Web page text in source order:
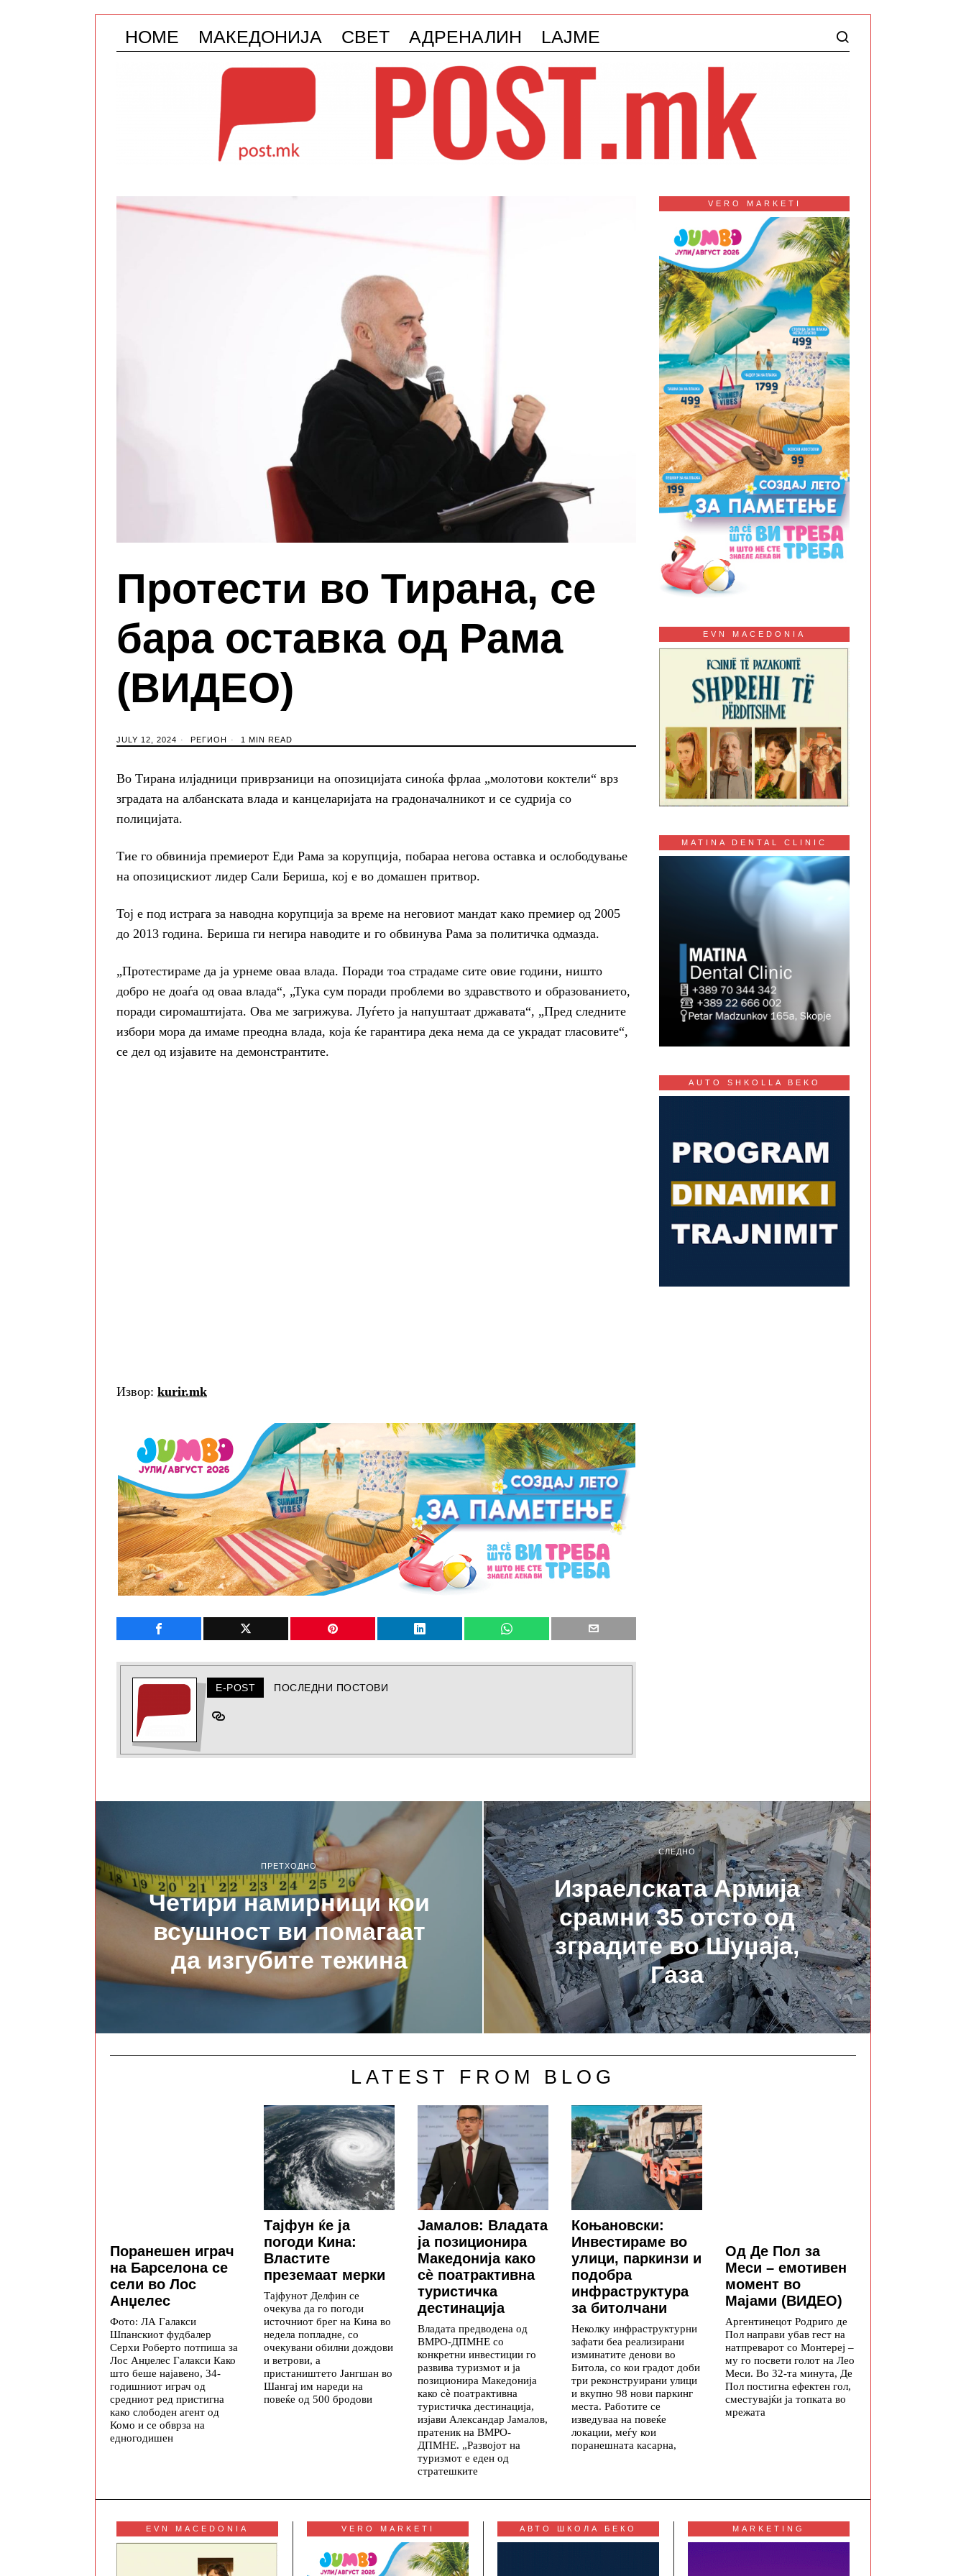
HOME МАКЕДОНИЈА СВЕТ АДРЕНАЛИН LAJME
Протести во Тирана, се
бара оставка од Рама
(ВИДЕО)
JULY 12, 2024 РЕГИОН 1 MIN READ
Во Тирана илјадници приврзаници на опозицијата синоќа фрлаа „молотови коктели“ врз
зградата на албанската влада и канцеларијата на градоначалникот и се судрија со
полицијата.
Тие го обвинија премиерот Еди Рама за корупција, побараа негова оставка и ослободување
на опозицискиот лидер Сали Бериша, кој е во домашен притвор.
Тој е под истрага за наводна корупција за време на неговиот мандат како премиер од 2005
до 2013 година. Бериша ги негира наводите и го обвинува Рама за политичка одмазда.
„Протестираме да ја урнеме оваа влада. Поради тоа страдаме сите овие години, ништо
добро не доаѓа од оваа влада“, „Тука сум поради проблеми во здравството и образованието,
поради сиромаштијата. Ова ме загрижува. Луѓето ја напуштаат државата“, „Пред следните
избори мора да имаме преодна влада, која ќе гарантира дека нема да се украдат гласовите“,
се дел од изјавите на демонстрантите.
Извор: kurir.mk
E-POST ПОСЛЕДНИ ПОСТОВИ
VERO MARKETI
EVN MACEDONIA
MATINA DENTAL CLINIC
AUTO SHKOLLA BEKO
ПРЕТХОДНО
Четири намирници кои
всушност ви помагаат
да изгубите тежина
СЛЕДНО
Израелската Армија
срамни 35 отсто од
зградите во Шуџаја,
Газа
LATEST FROM BLOG
Поранешен играч
на Барселона се
сели во Лос
Анџелес
Фото: ЛА Галакси
Шпанскиот фудбалер
Серхи Роберто потпиша за
Лос Анџелес Галакси Како
што беше најавено, 34-
годишниот играч од
средниот ред пристигна
како слободен агент од
Комо и се обврза на
едногодишен
Тајфун ќе ја
погоди Кина:
Властите
преземаат мерки
Тајфунот Делфин се
очекува да го погоди
источниот брег на Кина во
недела попладне, со
очекувани обилни дождови
и ветрови, а
пристаништето Јангшан во
Шангај им нареди на
повеќе од 500 бродови
Јамалов: Владата
ја позиционира
Македонија како
сè поатрактивна
туристичка
дестинација
Владата предводена од
ВМРО-ДПМНЕ со
конкретни инвестиции го
развива туризмот и ја
позиционира Македонија
како сè поатрактивна
туристичка дестинација,
изјави Александар Јамалов,
пратеник на ВМРО-
ДПМНЕ. „Развојот на
туризмот е еден од
стратешките
Коњановски:
Инвестираме во
улици, паркинзи и
подобра
инфраструктура
за битолчани
Неколку инфраструктурни
зафати беа реализирани
изминатите денови во
Битола, со кои градот доби
три реконструирани улици
и вкупно 98 нови паркинг
места. Работите се
изведуваа на повеќе
локации, меѓу кои
поранешната касарна,
Од Де Пол за
Меси – емотивен
момент во
Мајами (ВИДЕО)
Аргентинецот Родриго де
Пол направи убав гест на
натпреварот со Монтереј –
му го посвети голот на Лео
Меси. Во 32-та минута, Де
Пол постигна ефектен гол,
сместувајќи ја топката во
мрежата
EVN MACEDONIA VERO MARKETI АВТО ШКОЛА БЕКО MARKETING